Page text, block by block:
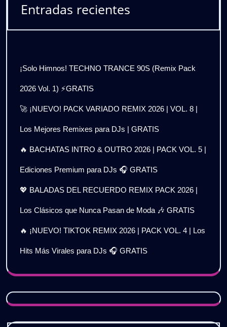
Entradas recientes
¡Solo Himnos! TECHNO TRANCE 90S (Remix Pack
2026 Vol. 1) ⚡GRATIS
🚀 ¡NUEVO! PACK VARIADO REMIX 2026 | VOL. 8 |
Los Mejores Remixes para DJs | GRATIS
🔥 BACHATAS INTRO & OUTRO 2026 | PACK VOL. 5 |
Ediciones Premium para DJs 🎧 GRATIS
💖 BALADAS DEL RECUERDO REMIX PACK 2026 |
Los Clásicos que Nunca Pasan de Moda 🎶 GRATIS
🔥 ¡NUEVO! TIKTOK REMIX 2026 | PACK VOL. 4 | Los
Hits Más Virales para DJs 🎧 GRATIS